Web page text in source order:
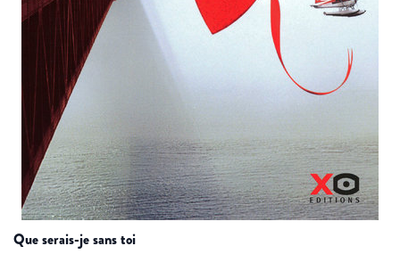
que serais-je sans toi